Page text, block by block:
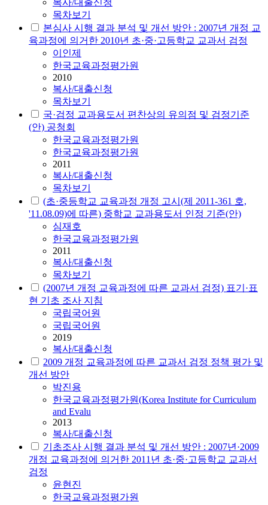
복사/대출신청
목차보기
본심사 시행 결과 분석 및 개선 방안 : 2007년 개정 교
육과정에 의거한 2010년 초·중·고등학교 교과서 검정
이인제
한국교육과정평가원
2010
복사/대출신청
목차보기
국·검정 교과용도서 편찬상의 유의점 및 검정기준
(안) 공청회
한국교육과정평가원
한국교육과정평가원
2011
복사/대출신청
목차보기
(초·중등학교 교육과정 개정 고시(제 2011-361 호,
'11.08.09)에 따른) 중학교 교과용도서 인정 기준(안)
심재호
한국교육과정평가원
2011
복사/대출신청
목차보기
(2007년 개정 교육과정에 따른 교과서 검정) 표기·표
현 기초 조사 지침
국립국어원
국립국어원
2019
복사/대출신청
2009 개정 교육과정에 따른 교과서 검정 정책 평가 및
개선 방안
박진용
한국교육과정평가원(Korea Institute for Curriculum
and Evalu
2013
복사/대출신청
기초조사 시행 결과 분석 및 개선 방안 : 2007년·2009
개정 교육과정에 의거한 2011년 초·중·고등학교 교과서
검정
윤현진
한국교육과정평가원